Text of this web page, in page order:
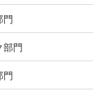
門
部門
門